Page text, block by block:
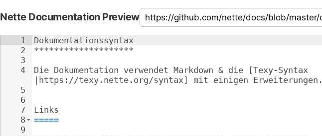
Nette Documentation Preview
1
2
3
4
5
6
7
8
9
Dokumentationssyntax
********************
Die Dokumentation verwendet Markdown & die [Texy-Syntax
|https://texy.nette.org/syntax] mit einigen Erweiterungen.
Links
=====